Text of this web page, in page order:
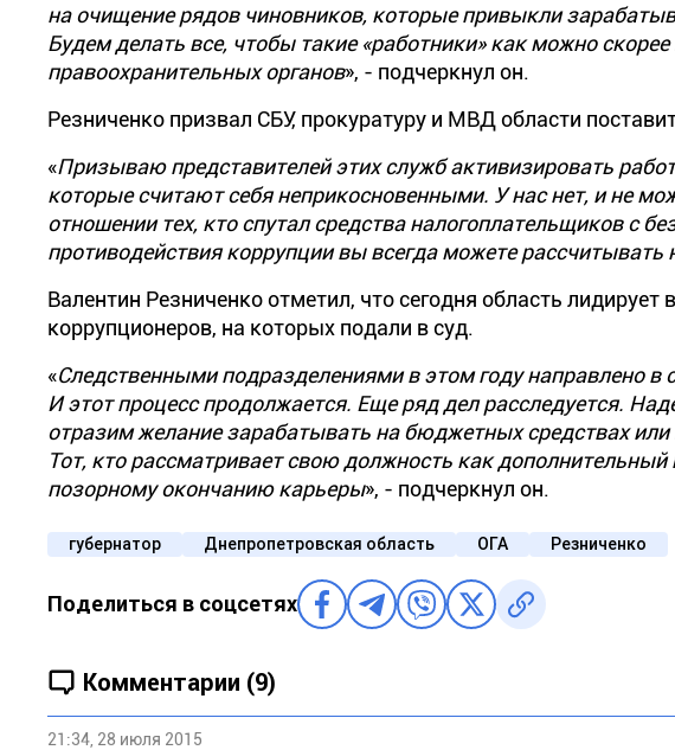
на очищение рядов чиновников, которые привыкли
Будем делать все, чтобы такие «работники» как можно
правоохранительных органов», - подчеркнул он.
Резниченко призвал СБУ, прокуратуру и МВД области
«Призываю представителей этих служб активизировать
которые считают себя неприкосновенными. У нас нет, и не
отношении тех, кто спутал средства налогоплательщиков с
противодействия коррупции вы всегда можете
Валентин Резниченко отметил, что сегодня область лидирует
коррупционеров, на которых подали в суд.
«Следственными подразделениями в этом году направлено в
И этот процесс продолжается. Еще ряд дел расследуется.
отразим желание зарабатывать на бюджетных средствах
Тот, кто рассматривает свою должность как дополнительный
позорному окончанию карьеры», - подчеркнул он.
губернатор Днепропетровская область ОГА Резниченко
Поделиться в соцсетях
Комментарии (9)
21:34, 28 июля 2015